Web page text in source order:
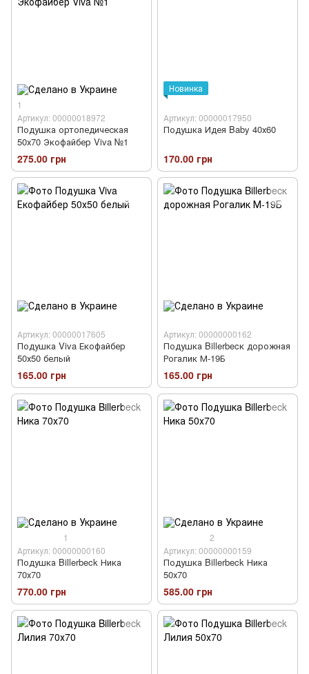
1
Артикул: 00000018972
Подушка ортопедическая
50х70 Экофайбер Viva №1
275.00 грн
Новинка
Артикул: 00000017950
Подушка Идея Baby 40х60
170.00 грн
Артикул: 00000017605
Подушка Viva Екофайбер
50х50 белый
165.00 грн
Артикул: 00000000162
Подушка Billerbecк дорожная
Рогалик М-19Б
165.00 грн
1
Артикул: 00000000160
Подушка Billerbeck Ника
70х70
770.00 грн
2
Артикул: 00000000159
Подушка Billerbeck Ника
50х70
585.00 грн